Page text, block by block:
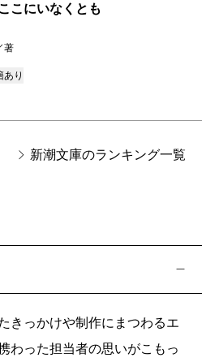
こにいなくとも
著
あり
新潮文庫のランキング一覧
きっかけや制作にまつわるエ
わった担当者の思いがこもっ